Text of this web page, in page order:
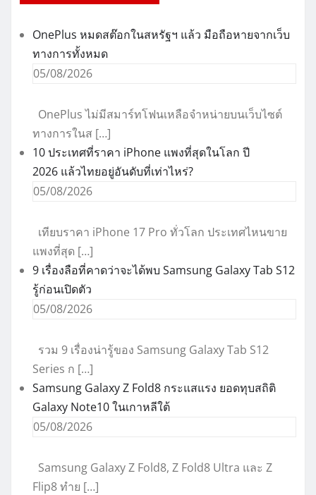
OnePlus หมดสต๊อกในสหรัฐฯ แล้ว มือถือหายจากเว็บ
ทางการทั้งหมด
05/08/2026
OnePlus ไม่มีสมาร์ทโฟนเหลือจำหน่ายบนเว็บไซต์
ทางการในส […]
10 ประเทศที่ราคา iPhone แพงที่สุดในโลก ปี
2026 แล้วไทยอยู่อันดับที่เท่าไหร่?
05/08/2026
เทียบราคา iPhone 17 Pro ทั่วโลก ประเทศไหนขาย
แพงที่สุด […]
9 เรื่องลือที่คาดว่าจะได้พบ Samsung Galaxy Tab S12
รู้ก่อนเปิดตัว
05/08/2026
รวม 9 เรื่องน่ารู้ของ Samsung Galaxy Tab S12
Series ก […]
Samsung Galaxy Z Fold8 กระแสแรง ยอดทุบสถิติ
Galaxy Note10 ในเกาหลีใต้
05/08/2026
Samsung Galaxy Z Fold8, Z Fold8 Ultra และ Z
Flip8 ทำย […]